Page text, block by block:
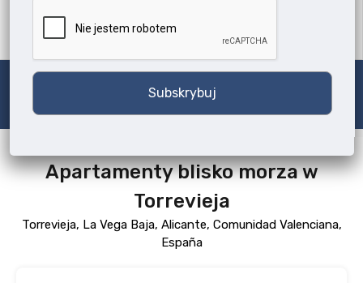
Każda
Szukaj
Apartamenty blisko morza w
Torrevieja
Torrevieja, La Vega Baja, Alicante, Comunidad Valenciana,
España